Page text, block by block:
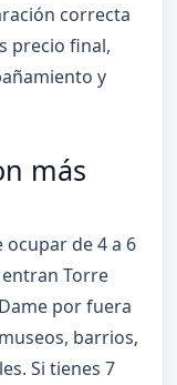
correcta
precio final,
y
más
ocupar de 4 a 6
Torre
por fuera
barrios,
Si tienes 7